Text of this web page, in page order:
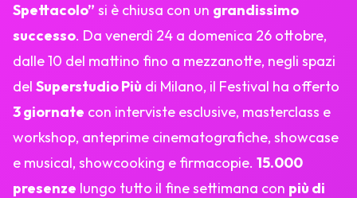
Spettacolo” si è chiusa con un grandissimo
successo. Da venerdì 24 a domenica 26 ottobre,
dalle 10 del mattino fino a mezzanotte, negli spazi
del Superstudio Più di Milano, il Festival ha offerto
3 giornate con interviste esclusive, masterclass e
workshop, anteprime cinematografiche, showcase
e musical, showcooking e firmacopie. 15.000
presenze lungo tutto il fine settimana con più di